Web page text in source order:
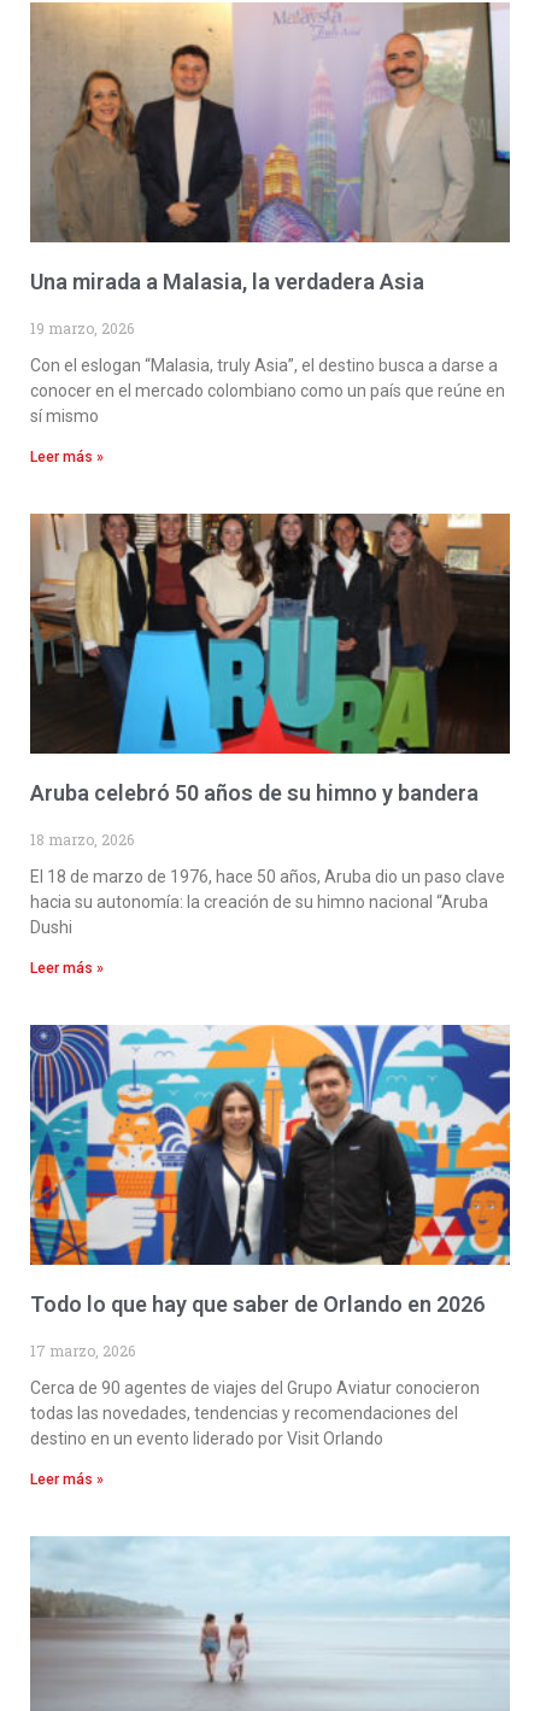
Una mirada a Malasia, la verdadera Asia
19 marzo, 2026
Con el eslogan “Malasia, truly Asia”, el destino busca a darse a
conocer en el mercado colombiano como un país que reúne en
sí mismo
Leer más »
Aruba celebró 50 años de su himno y bandera
18 marzo, 2026
El 18 de marzo de 1976, hace 50 años, Aruba dio un paso clave
hacia su autonomía: la creación de su himno nacional “Aruba
Dushi
Leer más »
Todo lo que hay que saber de Orlando en 2026
17 marzo, 2026
Cerca de 90 agentes de viajes del Grupo Aviatur conocieron
todas las novedades, tendencias y recomendaciones del
destino en un evento liderado por Visit Orlando
Leer más »